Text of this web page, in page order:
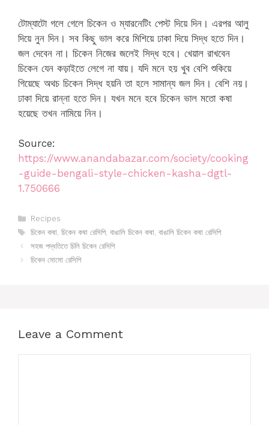
টোম্যাটো গলে গেলে চিকেন ও ম্যারনেটিং পেস্ট দিয়ে দিন। এরপর আলু
দিয়ে নুন দিন। সব কিছু ভাল করে মিশিয়ে ঢাকা দিয়ে সিদ্ধ হতে দিন।
জল দেবেন না। চিকেন নিজের জলেই সিদ্ধ হবে। খেয়াল রাখবেন
চিকেন যেন কড়াইতে লেগে না যায়। যদি মনে হয় খুব বেশি শুকিয়ে
গিয়েছে অথচ চিকেন সিদ্ধ হয়নি তা হলে সামান্য জল দিন। বেশি নয়।
ঢাকা দিয়ে রান্না হতে দিন। যখন মনে হবে চিকেন ভাল মতো কষা
হয়েছে তখন নামিয়ে নিন।
Source:
https://www.anandabazar.com/society/cooking
-guide-bengali-style-chicken-kasha-dgtl-
1.750666
Categories
Recipes
Tags
চিকেন কষা, চিকেন কষা রেসিপি, বাঙালি চিকেন কষা, বাঙালি চিকেন কষা রেসিপি
সহজ পদ্ধতিতে চিলি চিকেন রেসিপি
চিকেন মোমো রেসিপি
Leave a Comment